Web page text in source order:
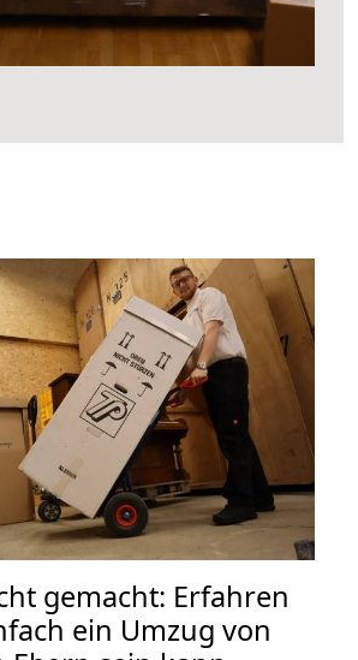
gemacht: Erfahren
ein Umzug von